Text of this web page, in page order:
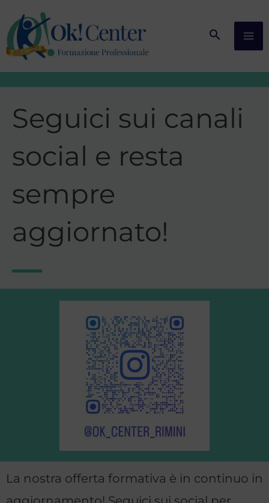
contenuto
Seguici sui canali
social e resta
sempre
aggiornato!
La nostra offerta formativa è in continuo in